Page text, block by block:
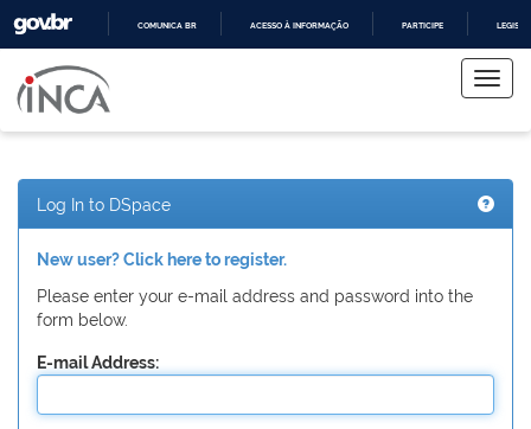
COMUNICA BR ACESSO À INFORMAÇÃO PARTICIPE
navigation
Log In to DSpace
New user? Click here to register.
Please enter your e-mail address and password into the
form below.
E-mail Address: